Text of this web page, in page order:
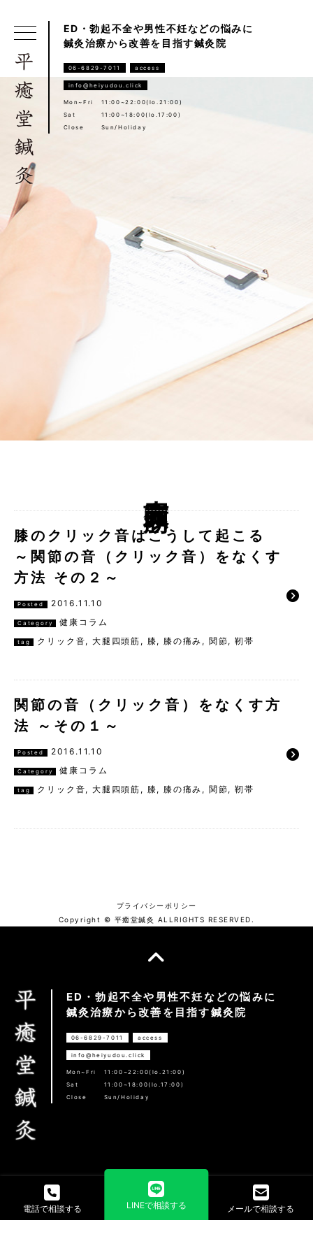
ED・勃起不全や男性不妊などの悩みに
鍼灸治療から改善を目指す鍼灸院
06-6829-7011 access
info@heiyudou.click
Mon~Fri
11:00~22:00(lo.21:00)
Sat
11:00~18:00(lo.17:00)
Close
Sun/Holiday
膝のクリック音はこうして起こる
～関節の音（クリック音）をなくす
方法 その２～
Posted 2016.11.10
Category 健康コラム
tag クリック音,大腿四頭筋 , 膝, 膝の痛み , 関節,靭帯
関節の音（クリック音）をなくす方
法 ～その１～
Posted 2016.11.10
Category 健康コラム
tag クリック音,大腿四頭筋 , 膝, 膝の痛み , 関節,靭帯
プライバシーポリシー
Copyright © 平癒堂鍼灸 ALLRIGHTS RESERVED.
ED・勃起不全や男性不妊などの悩みに
鍼灸治療から改善を目指す鍼灸院
06-6829-7011 access
info@heiyudou.click
Mon~Fri
11:00~22:00(lo.21:00)
Sat
11:00~18:00(lo.17:00)
Close
Sun/Holiday
電話で相談する LINEで相談する メールで相談する